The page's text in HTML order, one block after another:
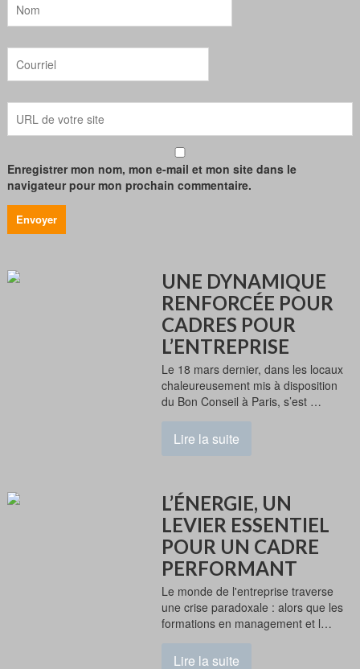
Enregistrer mon nom, mon e-mail et mon site dans le
navigateur pour mon prochain commentaire.
UNE DYNAMIQUE
RENFORCÉE POUR
CADRES POUR
L’ENTREPRISE
Le 18 mars dernier, dans les locaux
chaleureusement mis à disposition
du Bon Conseil à Paris, s’est …
Lire la suite
L’ÉNERGIE, UN
LEVIER ESSENTIEL
POUR UN CADRE
PERFORMANT
Le monde de l'entreprise traverse
une crise paradoxale : alors que les
formations en management et l…
Lire la suite